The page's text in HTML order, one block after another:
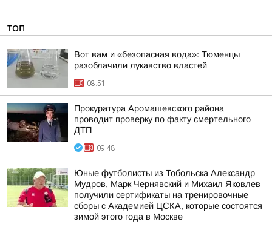
ТОП
Вот вам и «безопасная вода»: Тюменцы
разоблачили лукавство властей
08:51
Прокуратура Аромашевского района
проводит проверку по факту смертельного
ДТП
09:48
Юные футболисты из Тобольска Александр
Мудров, Марк Чернявский и Михаил Яковлев
получили сертификаты на тренировочные
сборы с Академией ЦСКА, которые состоятся
зимой этого года в Москве